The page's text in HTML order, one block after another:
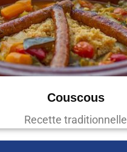
Couscous
Recette traditionnelle